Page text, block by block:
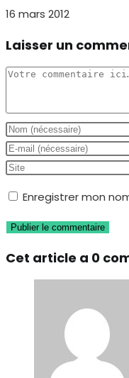
16 mars 2012
Laisser un
Comment
Enter
your
name
username
to
Enter
your
address
to
Saisir
de
votre
(facultatif)
Enregistrer mon
Cet article a 0